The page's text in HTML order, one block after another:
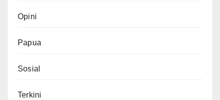
Opini
Papua
Sosial
Terkini